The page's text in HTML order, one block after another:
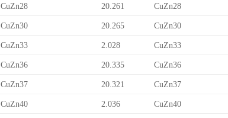
CuZn28 20.261 CuZn28
CuZn30 20.265 CuZn30
CuZn33 2.028 CuZn33
CuZn36 20.335 CuZn36
CuZn37 20.321 CuZn37
CuZn40 2.036 CuZn40